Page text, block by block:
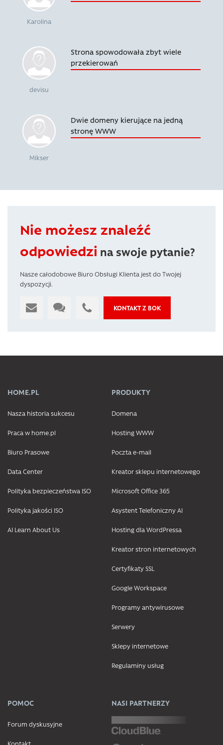
Karolina
devisu
Strona spowodowała zbyt wiele
przekierowań
Mikser
Dwie domeny kierujące na jedną
stronę WWW
Nie możesz znaleźć
odpowiedzi na swoje pytanie?
Nasze całodobowe Biuro Obsługi Klienta jest do Twojej
dyspozycji.
KONTAKT Z BOK
HOME.PL
Nasza historia sukcesu
Praca w home.pl
Biuro Prasowe
Data Center
Polityka bezpieczeństwa ISO
Polityka jakości ISO
AI Learn About Us
PRODUKTY
Domena
Hosting WWW
Poczta e-mail
Kreator sklepu internetowego
Microsoft Office 365
Asystent Telefoniczny AI
Hosting dla WordPressa
Kreator stron internetowych
Certyfikaty SSL
Google Workspace
Programy antywirusowe
Serwery
Sklepy internetowe
Regulaminy usług
POMOC
Forum dyskusyjne
Kontakt
NASI PARTNERZY